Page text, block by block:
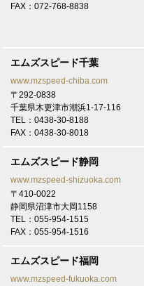
トヨタ プリウスにてご契約頂き有
2026/7/6
大阪 法人A御中
トヨタ RAV4にてご契約頂き有難
大阪 A様
LEXUS RXにてご契約頂き有難う
2026/6/30
奈良 K様
トヨタ ヴェルファイアにてご契
2026/6/25
大阪 F様
トヨタ VOXYにてご契約頂き有難
FAX：072-768-8838
エムズスピード千葉
www.mzspeed-chiba.com
〒292-0838
千葉県木更津市潮浜1-17-116
TEL：0438-30-8188
FAX：0438-30-8018
エムズスピード静岡
www.mzspeed-shizuoka.com
〒410-0022
静岡県沼津市大岡1158
TEL：055-954-1515
FAX：055-954-1516
エムズスピード福岡
www.mzspeed-fukuoka.com